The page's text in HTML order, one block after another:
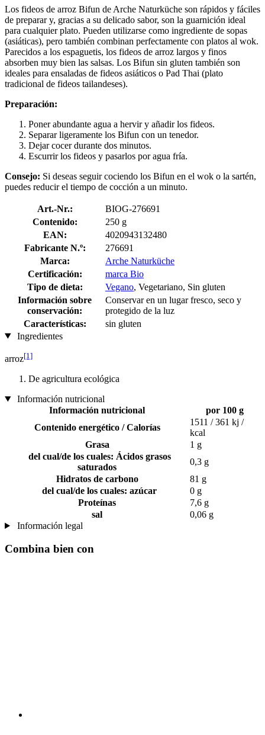
Los fideos de arroz Bifun de Arche Naturküche son rápidos y fáciles
de preparar y, gracias a su delicado sabor, son la guarnición ideal
para cualquier plato. Pueden utilizarse como ingrediente de sopas
(asiáticas), pero también combinan perfectamente con platos al wok.
Parecidos a los espaguetis, los fideos de arroz largos y finos
absorben muy bien las salsas. Los Bifun sin gluten también son
ideales para ensaladas de fideos asiáticos o Pad Thai (plato
tradicional de fideos tailandeses).
Preparación:
Poner abundante agua a hervir y añadir los fideos.
Separar ligeramente los Bifun con un tenedor.
Dejar cocer durante dos minutos.
Escurrir los fideos y pasarlos por agua fría.
Consejo: Si deseas seguir cociendo los Bifun en el wok o la sartén,
puedes reducir el tiempo de cocción a un minuto.
Art.-Nr.:
BIOG-276691
Contenido:
250 g
EAN:
4020943132480
Fabricante N.º:
276691
Marca:
Arche Naturküche
Certificación:
marca Bio
Tipo de dieta:
Vegano, Vegetariano, Sin gluten
Información sobre
conservación:
Conservar en un lugar fresco, seco y
protegido de la luz
Características:
sin gluten
Ingredientes
arroz[1]
De agricultura ecológica
Información nutricional
Información nutricional
por 100 g
Contenido energético / Calorías
1511 / 361 kj /
kcal
Grasa
1 g
del cual/de los cuales: Ácidos grasos
saturados
0,3 g
Hidratos de carbono
81 g
del cual/de los cuales: azúcar
0 g
Proteínas
7,6 g
sal
0,06 g
Información legal
Combina bien con